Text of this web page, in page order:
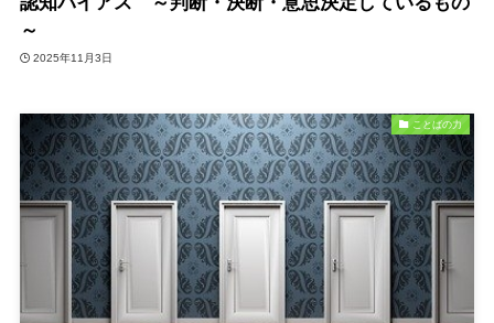
～
2025年11月3日
ことばの力